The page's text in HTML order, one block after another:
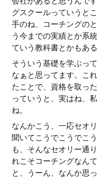
グスクールっていうと
手のね、コーチングの
う今までの実績とか系
ていう教科書とかもある
そういう基礎を学ぶっ
なぁと思ってます。こ
たことで、資格を取っ
っていうと、実はね、
ね。
なんかこう、一応セオ
聞いてこうでこうでこ
も、そんなセオリー通
れこそコーチングなん
と、うーん、なんか思